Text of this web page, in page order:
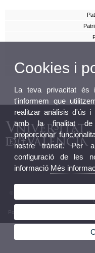
© 2026 UV. - UVcultura - Patrimoni
Política privacitat
Cookies i
La teva privacitat és
t'informem que
realitzar anàlisis d'ús i
amb la finalitat de
proporcionar
nostre trànsit. Per
configuració de les
informació Més